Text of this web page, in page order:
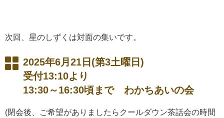
次回、星のしずくは対面の集いです。
2025年6月21日(第3土曜日)
受付13:10より
13:30～16:30頃まで わかちあいの会
(閉会後、ご希望がありましたらクールダウン茶話会の時間